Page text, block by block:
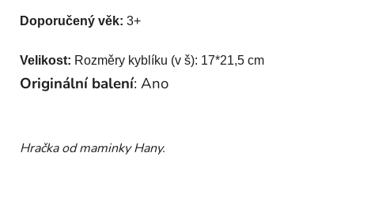
Doporučený věk: 3+
Velikost: Rozměry kyblíku (v š): 17*21,5 cm
Originální balení: Ano
Hračka od maminky Hany.